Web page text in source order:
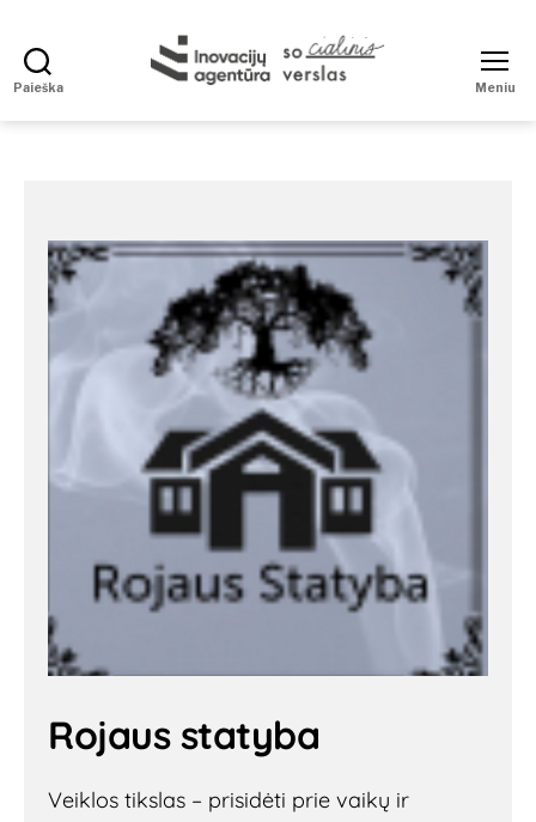
Paieška
Enterprise
Meniu
Rojaus statyba
Veiklos tikslas – prisidėti prie vaikų ir